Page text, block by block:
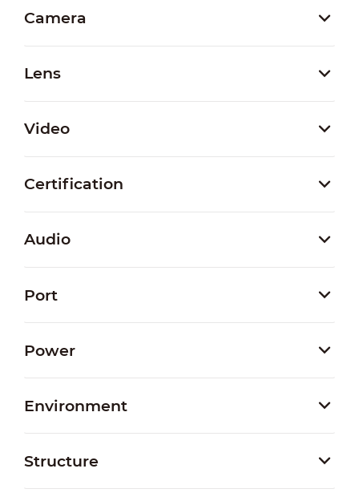
Camera
Lens
Video
Certification
Audio
Port
Power
Environment
Structure